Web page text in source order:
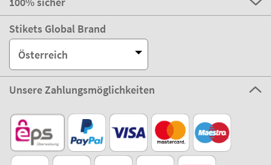
Stikets Global Brand
Österreich
Unsere Zahlungsmöglichkeiten